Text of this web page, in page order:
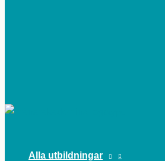
Alla utbildningar